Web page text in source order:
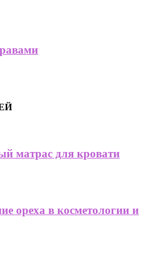
матрас для кровати
ореха в косметологии и